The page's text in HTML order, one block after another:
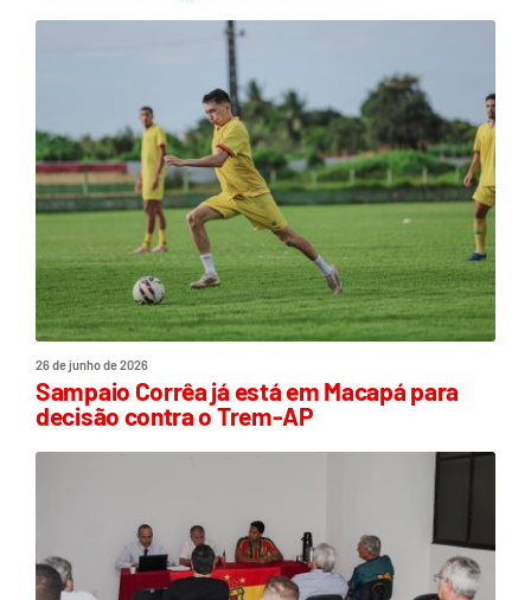
26 de junho de 2026
Sampaio Corrêa já está em Macapá para
decisão contra o Trem-AP